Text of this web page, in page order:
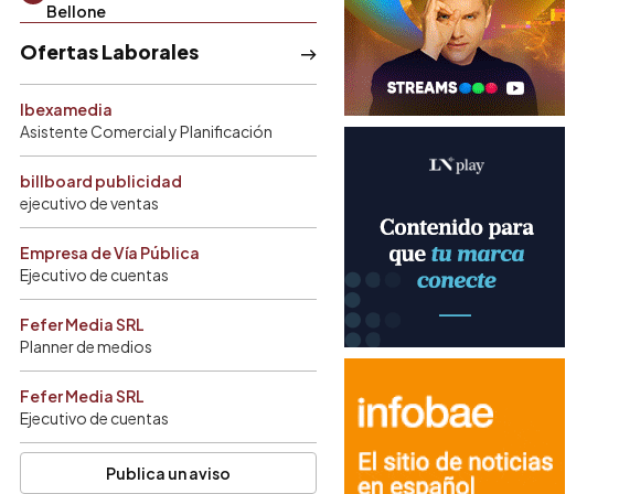
Bellone
Ofertas Laborales
Ibexamedia
Asistente Comercial y Planificación
billboard publicidad
ejecutivo de ventas
Empresa de Vía Pública
Ejecutivo de cuentas
Fefer Media SRL
Planner de medios
Fefer Media SRL
Ejecutivo de cuentas
Publica un aviso